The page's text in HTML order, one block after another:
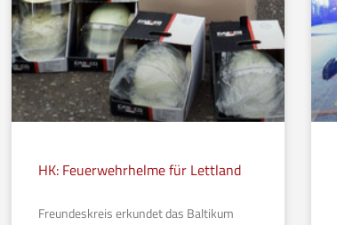
HK: Feuerwehrhelme für Lettland
Freundeskreis erkundet das Baltikum